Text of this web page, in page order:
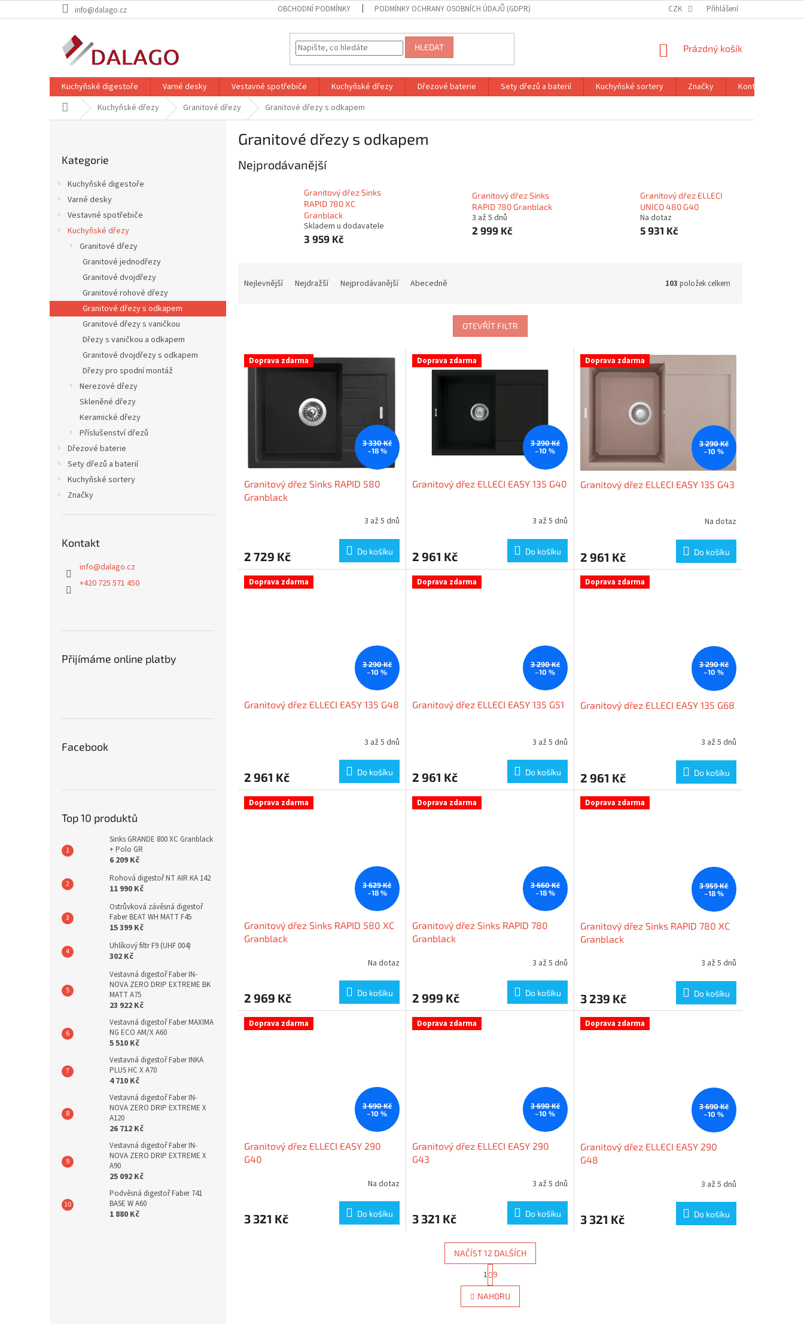
na
info@dalago.cz OBCHODNÍ PODMÍNKY PODMÍNKY OCHRANY OSOBNÍCH ÚDAJŮ (GDPR) CZK Přihlášení
HLEDAT
NÁKUPNÍ
Prázdný košík
Kuchyňské digestoře Varné desky Vestavné spotřebiče Kuchyňské dřezy Dřezové baterie Sety dřezů a baterií Kuchyňské sortery Značky Kontakty
Domů Kuchyňské dřezy Granitové dřezy Granitové dřezy s odkapem
l
kategorie
Kategorie
Kuchyňské digestoře
Varné desky
Vestavné spotřebiče
Kuchyňské dřezy
Granitové dřezy
Granitové jednodřezy
Granitové dvojdřezy
Granitové rohové dřezy
Granitové dřezy s odkapem
Granitové dřezy s vaničkou
Dřezy s vaničkou a odkapem
Granitové dvojdřezy s odkapem
Dřezy pro spodní montáž
Nerezové dřezy
Skleněné dřezy
Keramické dřezy
Příslušenství dřezů
Dřezové baterie
Sety dřezů a baterií
Kuchyňské sortery
Značky
Kontakt
info@dalago.cz
+420 725 571 450
Přijímáme online platby
Facebook
Top 10 produktů
Sinks GRANDE 800 XC Granblack
+ Polo GR
6 209 Kč
Rohová digestoř NT AIR KA 142
11 990 Kč
Ostrůvková závěsná digestoř
Faber BEAT WH MATT F45
15 399 Kč
Uhlíkový filtr F9 (UHF 004)
302 Kč
Vestavná digestoř Faber IN-
NOVA ZERO DRIP EXTREME BK
MATT A75
23 922 Kč
Vestavná digestoř Faber MAXIMA
NG ECO AM/X A60
5 510 Kč
Vestavná digestoř Faber INKA
PLUS HC X A70
4 710 Kč
Vestavná digestoř Faber IN-
NOVA ZERO DRIP EXTREME X
A120
26 712 Kč
Vestavná digestoř Faber IN-
NOVA ZERO DRIP EXTREME X
A90
25 092 Kč
Podvěsná digestoř Faber 741
BASE W A60
1 880 Kč
Granitové dřezy s odkapem
Nejprodávanější
Granitový dřez Sinks
RAPID 780 XC
Granblack
Skladem u dodavatele
3 959 Kč
Granitový dřez Sinks
RAPID 780 Granblack
3 až 5 dnů
2 999 Kč
Granitový dřez ELLECI
UNICO 480 G40
Na dotaz
5 931 Kč
Nejlevnější Nejdražší Nejprodávanější Abecedně 103 položek celkem
OTEVŘÍT FILTR
V Doprava zdarma
3 330 Kč
–18 %
Granitový dřez Sinks RAPID 580
Granblack
3 až 5 dnů
2 729 Kč Do košíku
Doprava zdarma
3 290 Kč
–10 %
Granitový dřez ELLECI EASY 135 G40
3 až 5 dnů
2 961 Kč Do košíku
Doprava zdarma
3 290 Kč
–10 %
Granitový dřez ELLECI EASY 135 G43
Na dotaz
2 961 Kč Do košíku
Doprava zdarma
3 290 Kč
–10 %
Granitový dřez ELLECI EASY 135 G48
3 až 5 dnů
2 961 Kč Do košíku
Doprava zdarma
3 290 Kč
–10 %
Granitový dřez ELLECI EASY 135 G51
3 až 5 dnů
2 961 Kč Do košíku
Doprava zdarma
3 290 Kč
–10 %
Granitový dřez ELLECI EASY 135 G68
3 až 5 dnů
2 961 Kč Do košíku
Doprava zdarma
3 629 Kč
–18 %
Granitový dřez Sinks RAPID 580 XC
Granblack
Na dotaz
2 969 Kč Do košíku
Doprava zdarma
3 660 Kč
–18 %
Granitový dřez Sinks RAPID 780
Granblack
3 až 5 dnů
2 999 Kč Do košíku
Doprava zdarma
3 959 Kč
–18 %
Granitový dřez Sinks RAPID 780 XC
Granblack
3 až 5 dnů
3 239 Kč Do košíku
Doprava zdarma
3 690 Kč
–10 %
Granitový dřez ELLECI EASY 290
G40
Na dotaz
3 321 Kč Do košíku
Doprava zdarma
3 690 Kč
–10 %
Granitový dřez ELLECI EASY 290
G43
3 až 5 dnů
3 321 Kč Do košíku
Doprava zdarma
3 690 Kč
–10 %
Granitový dřez ELLECI EASY 290
G48
3 až 5 dnů
3 321 Kč Do košíku
O
v
l
NAČÍST 12 DALŠÍCH
t
r
á
n
1 9
NAHORU